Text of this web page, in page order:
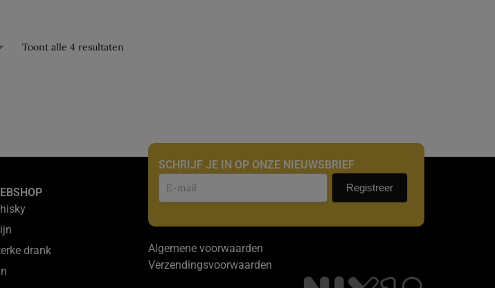
Toont alle 4 resultaten
drank
SCHRIJF JE IN OP ONZE NIEUWSBRIEF
Nieuwsbrief Registreer
Algemene voorwaarden
Verzendingsvoorwaarden